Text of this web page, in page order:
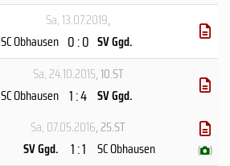
Sa, 13.07.2019,
SC Obhausen 0 : 0 SV Ggd.
Sa, 24.10.2015, 10.ST
SC Obhausen 1 : 4 SV Ggd.
Sa, 07.05.2016, 25.ST
SV Ggd.
1 : 1 SC Obhausen ( )